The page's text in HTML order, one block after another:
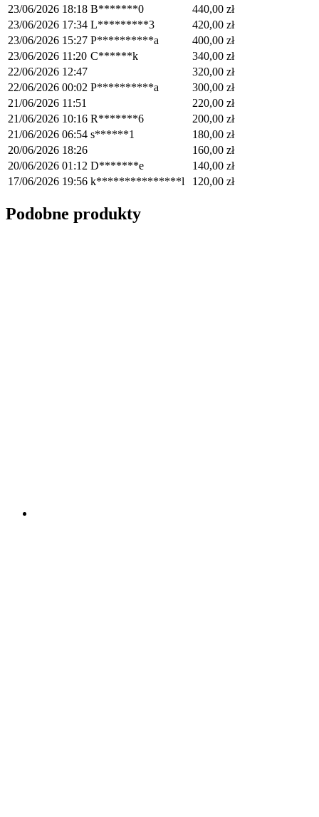
23/06/2026 18:18 B*******0 440,00 zł
23/06/2026 17:34 L*********3 420,00 zł
23/06/2026 15:27 P**********a 400,00 zł
23/06/2026 11:20 C******k 340,00 zł
22/06/2026 12:47
320,00 zł
22/06/2026 00:02 P**********a 300,00 zł
21/06/2026 11:51
220,00 zł
21/06/2026 10:16 R*******6 200,00 zł
21/06/2026 06:54 s******1 180,00 zł
20/06/2026 18:26
160,00 zł
20/06/2026 01:12 D*******e 140,00 zł
17/06/2026 19:56 k***************l 120,00 zł
Podobne produkty